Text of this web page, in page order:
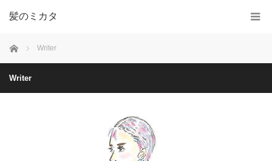
髪のミカタ
ホーム Writer
Writer